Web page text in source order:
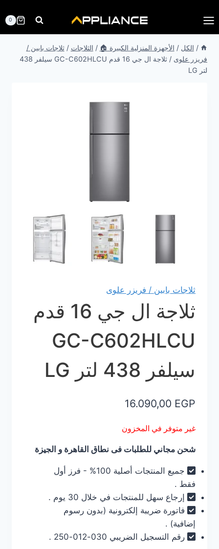
إلى
المحتوى
0
/ الكل / الأجهزة المنزلية الكبيرة 🏠 / الثلاجات / ثلاجات بابين /
فريزر علوى /
ثلاجة ال جي 16 قدم GC-C602HLCU سيلفر 438
لتر LG
ثلاجات بابين / فريزر علوى
ثلاجة ال جي 16 قدم
GC-C602HLCU
سيلفر 438 لتر LG
16.090,00 EGP
غير متوفر في المخزون
شحن مجاني للطلبات فى نطاق القاهرة و الجيزة
جميع المنتجات أصلية 100% - فرز أول
فقط .
إرجاع سهل للمنتجات في خلال 30 يوم .
فاتورة ضريبة إلكترونية (بدون رسوم
إضافية) .
رقم التسجيل الضريبي 030-012-250 .